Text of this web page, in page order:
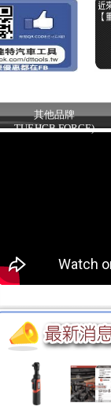
其他品牌
TUF.HCB.FORCE)